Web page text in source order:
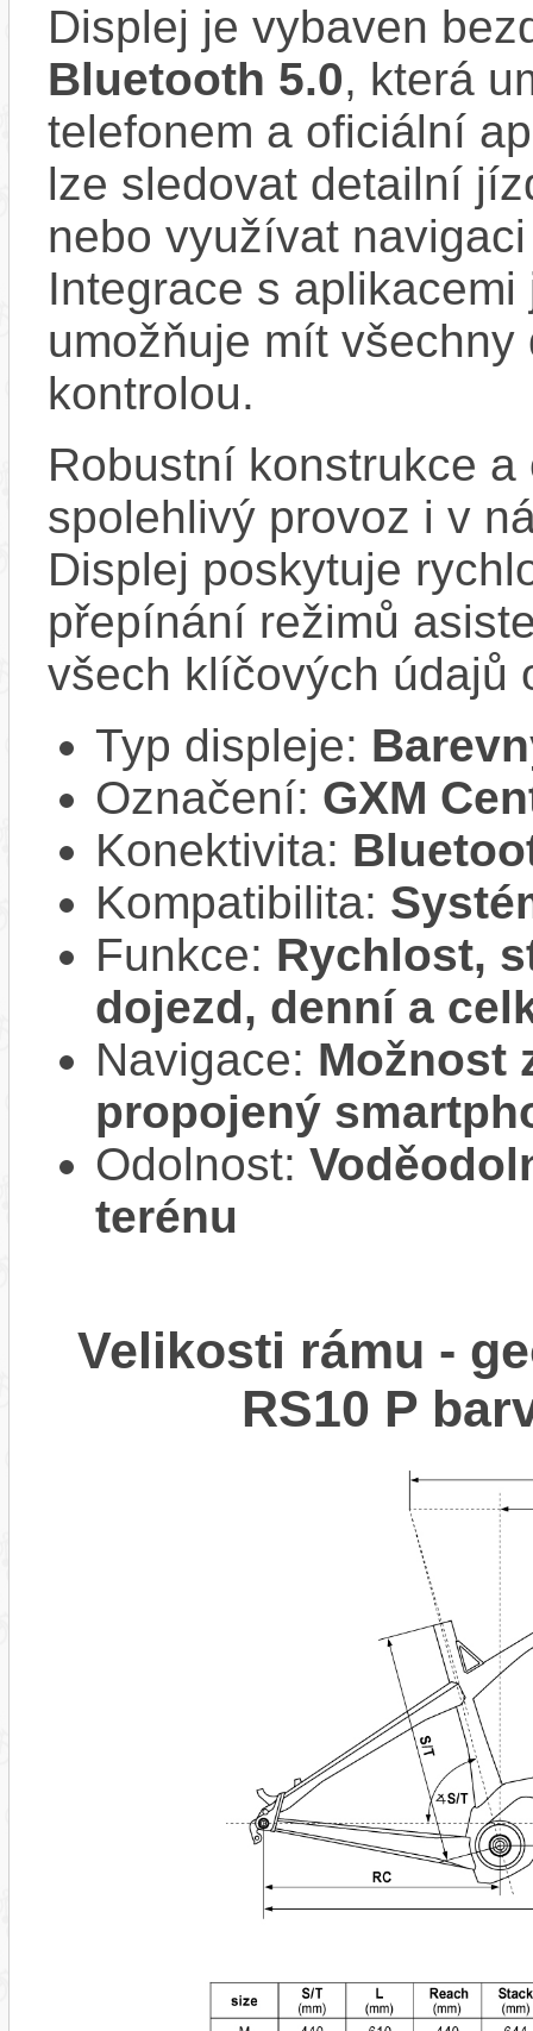
Displej je vybaven
Bluetooth 5.0, která
telefonem a oficiální
lze sledovat detailní
nebo využívat
Integrace s
umožňuje mít
kontrolou.
Robustní konstrukce
spolehlivý provoz i v
Displej poskytuje
přepínání režimů
všech klíčových údajů
Typ displeje:
Označení: GXM
Konektivita:
Kompatibilita:
Funkce: Rychlost,
dojezd, denní a
Navigace: Možnost
propojený
Odolnost:
terénu
Velikosti rámu -
RS10 P